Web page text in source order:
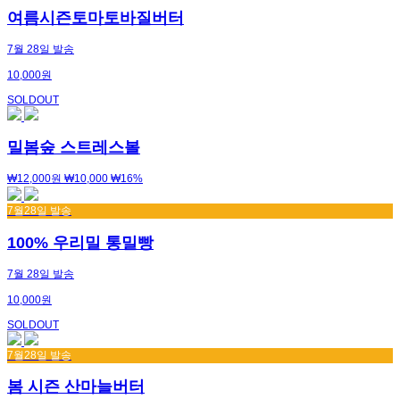
여름시즌토마토바질버터
7월 28일 발송
10,000원
SOLDOUT
밀봄숲 스트레스볼
₩12,000원 ₩10,000 ₩16%
7월28일 발송
100% 우리밀 통밀빵
7월 28일 발송
10,000원
SOLDOUT
7월28일 발송
봄 시즌 산마늘버터